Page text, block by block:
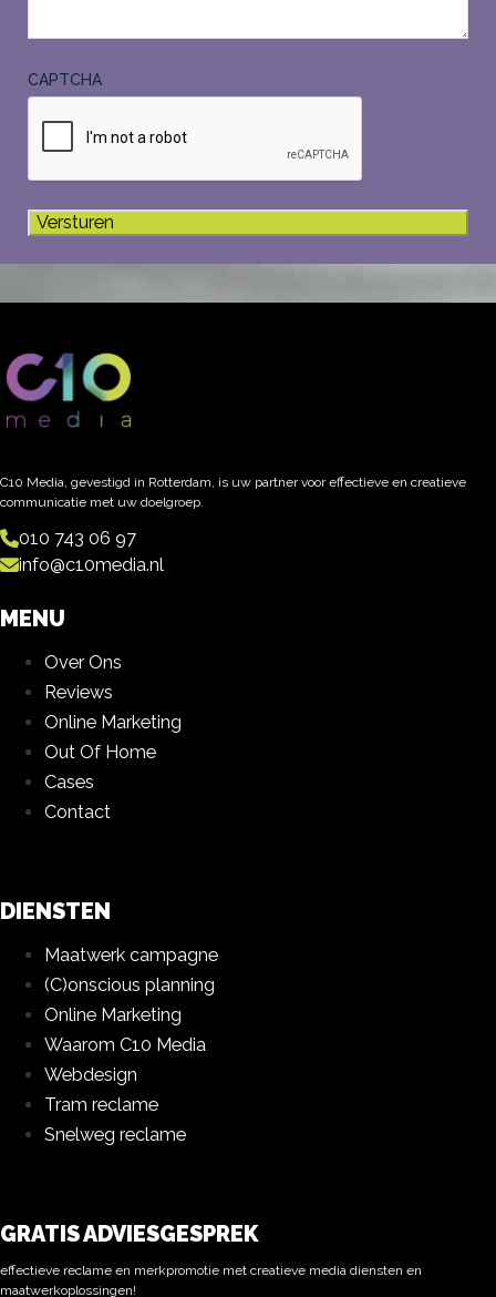
CAPTCHA
C10 Media, gevestigd in Rotterdam, is uw partner voor effectieve en creatieve
communicatie met uw doelgroep.
010 743 06 97
info@c10media.nl
MENU
Over Ons
Reviews
Online Marketing
Out Of Home
Cases
Contact
DIENSTEN
Maatwerk campagne
(C)onscious planning
Online Marketing
Waarom C10 Media
Webdesign
Tram reclame
Snelweg reclame
GRATIS ADVIESGESPREK
effectieve reclame en merkpromotie met creatieve media diensten en
maatwerkoplossingen!